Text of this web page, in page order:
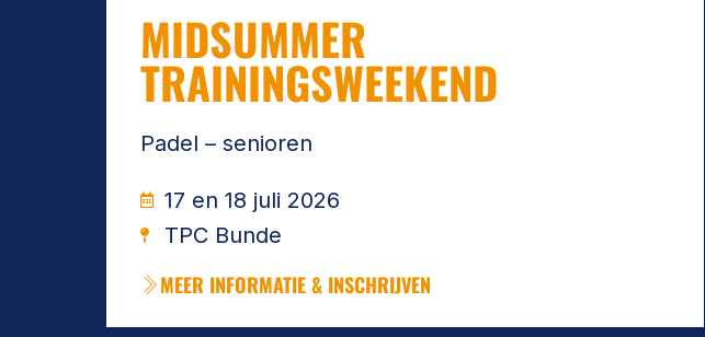
MIDSUMMER
TRAININGSWEEKEND
Padel – senioren
17 en 18 juli 2026
TPC Bunde
MEER INFORMATIE & INSCHRIJVEN